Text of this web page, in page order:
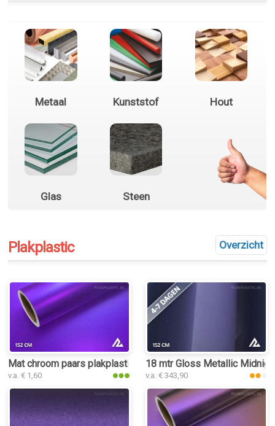
Metaal Kunststof Hout
Glas Steen
Overzicht
Plakplastic
Mat chroom paars plakplastic
v.a. € 1,60
18 mtr Gloss Metallic
v.a. € 343,90